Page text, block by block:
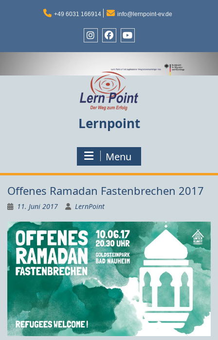
+49 6031 166914 info@lernpoint-ev.de
Lernpoint
Menu
Offenes Ramadan Fastenbrechen 2017
11. Juni 2017 LernPoint